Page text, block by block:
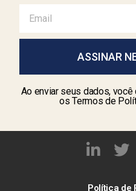
ASSINAR
Ao enviar seus dados,
os Termos de
Política de